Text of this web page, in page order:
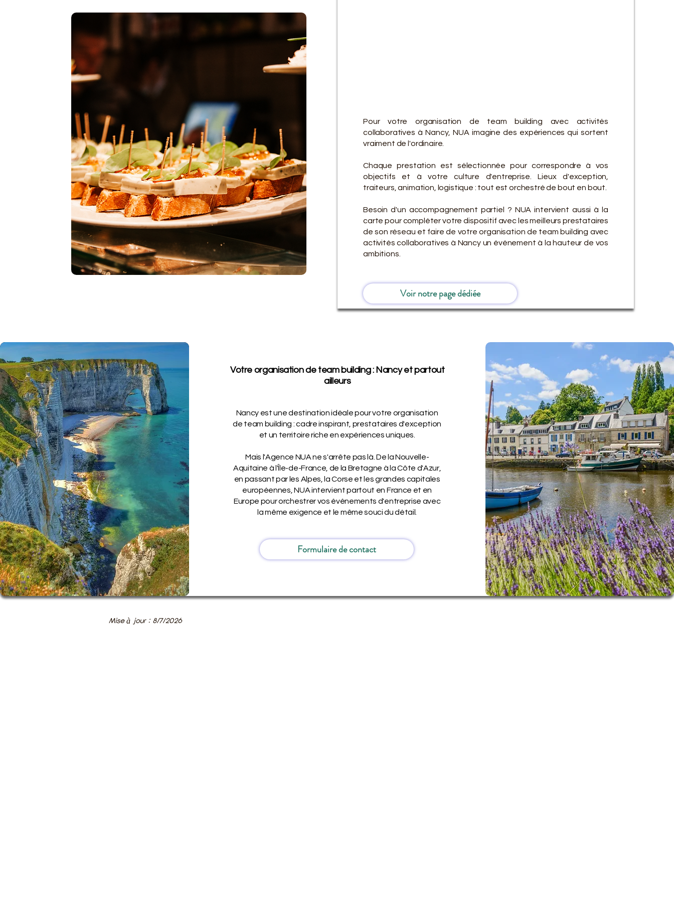
DES
DES
Pour votre organisation de team building avec activités
collaboratives à Nancy, NUA imagine des expériences qui sortent
vraiment de l'ordinaire.
Chaque prestation est sélectionnée pour correspondre à vos
objectifs et à votre culture d'entreprise. Lieux d'exception,
traiteurs, animation, logistique : tout est orchestré de bout en bout.
Besoin d'un accompagnement partiel ? NUA intervient aussi à la
carte pour compléter votre dispositif avec les meilleurs prestataires
de son réseau et faire de votre organisation de team building avec
activités collaboratives à Nancy un événement à la hauteur de vos
ambitions.
Voir notre page dédiée
Votre organisation de team building : Nancy et partout
ailleurs
Nancy est une destination idéale pour votre organisation
de team building : cadre inspirant, prestataires d'exception
et un territoire riche en expériences uniques.
Mais l'Agence NUA ne s'arrête pas là. De la Nouvelle-
Aquitaine à l'Île-de-France, de la Bretagne à la Côte d'Azur,
en passant par les Alpes, la Corse et les grandes capitales
européennes, NUA intervient partout en France et en
Europe pour orchestrer vos événements d'entreprise avec
la même exigence et le même souci du détail.
Formulaire de contact
Mise à jour : 8/7/2026